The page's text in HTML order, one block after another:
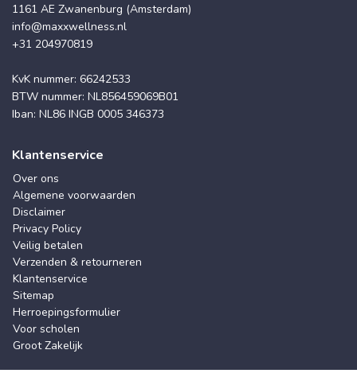
1161 AE Zwanenburg (Amsterdam)
info@maxxwellness.nl
+31 204970819
KvK nummer: 66242533
BTW nummer: NL856459069B01
Iban: NL86 INGB 0005 346373
Klantenservice
Over ons
Algemene voorwaarden
Disclaimer
Privacy Policy
Veilig betalen
Verzenden & retourneren
Klantenservice
Sitemap
Herroepingsformulier
Voor scholen
Groot Zakelijk